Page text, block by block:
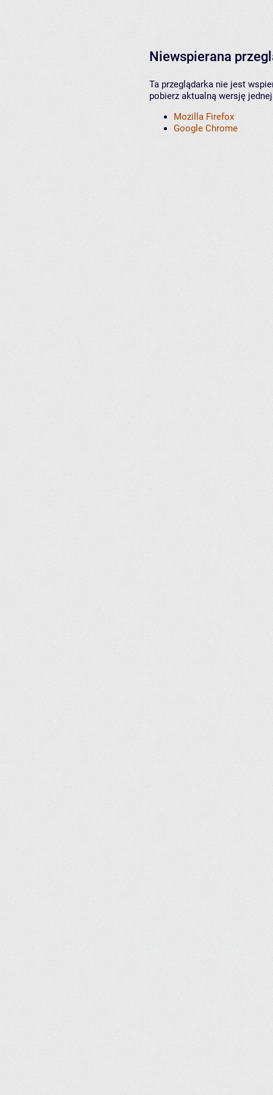
Niewspierana
Ta przeglądarka nie jest
pobierz aktualną wersję
Mozilla Firefox
Google Chrome